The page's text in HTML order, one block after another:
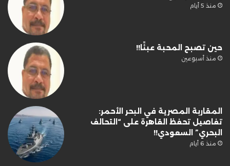
منذ 5 أيام
حين تصبح المحبة عبئًا!!
منذ أسبوعين
المقاربة المصرية في البحر الأحمر:
تفاصيل تحفظ القاهرة على “التحالف
البحري” السعودي!!
منذ 6 أيام